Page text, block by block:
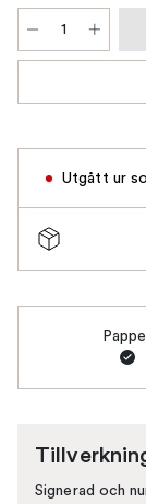
Utgått ur
Signerad och